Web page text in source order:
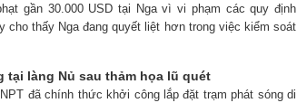
gần 30.000 USD tại Nga vì vi phạm các quy định
cho thấy Nga đang quyết liệt hơn trong việc kiểm soát
tại làng Nủ sau thảm họa lũ quét
đã chính thức khởi công lắp đặt trạm phát sóng di